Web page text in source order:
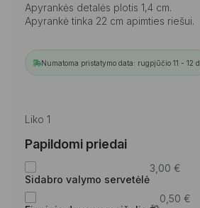
Apyrankės detalės plotis 1,4 cm.
Apyrankė tinka 22 cm apimties riešui.
Numatoma pristatymo data: rugpjūčio 11 - 12 d.
Liko 1
Papildomi priedai
Sidabro valymo servetėlė
3,00 €
0,50 €